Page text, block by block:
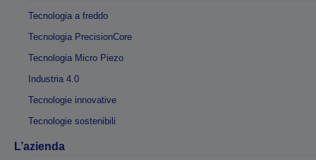
Tecnologia a freddo
Tecnologia PrecisionCore
Tecnologia Micro Piezo
Industria 4.0
Tecnologie innovative
Tecnologie sostenibili
L’azienda